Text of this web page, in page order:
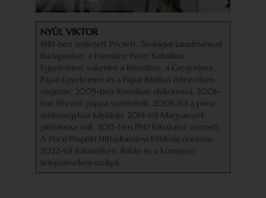
NYÚL VIKTOR
1981-ben született Pécsett. Teológiai tanulmányait
Budapesten, a Pázmány Péter Katolikus
Egyetemen, valamint a Rómában, a Gregoriana
Pápai Egyetemen és a Pápai Biblikus Intézetben
végezte. 2005-ben Rómában diakónussá, 2006-
ban Pécsett pappá szentelték. 2008-tól a pécsi
székesegyház káplánja, 2014-től Magyarszék
plébánosa volt. 2015-ben PhD fokozatot szerzett.
A Pécsi Püspöki Hittudományi Főiskola docense.
2022-től Bátaszéken, Bátán és a környező
településeken szolgál.